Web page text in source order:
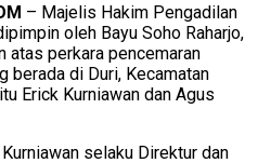
– Majelis Hakim Pengadilan
oleh Bayu Soho Raharjo,
atas perkara pencemaran
berada di Duri, Kecamatan
Erick Kurniawan dan Agus
selaku Direktur dan